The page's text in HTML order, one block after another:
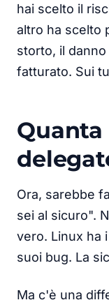
hai scelto il
altro ha scelto
storto, il
fatturato. Sui
Ora, sarebbe
sei al sicuro".
vero. Linux ha
suoi bug. La
Ma c'è una